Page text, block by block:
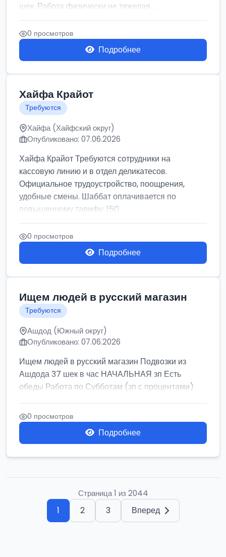
шек. Работа физически не тяжелая ...
0 просмотров
Подробнее
Хайфа Крайот
Требуются
Хайфа (Хайфский округ)
Опубликовано: 07.06.2026
Хайфа Крайот Требуются сотрудники на
кассовую линию и в отдел деликатесов.
Официальное трудоустройство, поощрения,
удобные смены. Шаббат оплачивается по
повышенному тарифу: 150
0 просмотров
Подробнее
Ищем людей в русский магазин
Требуются
Ашдод (Южный округ)
Опубликовано: 07.06.2026
Ищем людей в русский магазин Подвозки из
Ашдода 37 шек в час НАЧАЛЬНАЯ зп Есть
обеды Работа по Субботам (зп с процентами)
0 просмотров
Подробнее
Страница 1 из 2044
1 2 3 Вперед